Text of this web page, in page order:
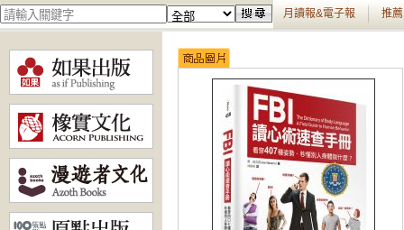
月讀報&電子報 推